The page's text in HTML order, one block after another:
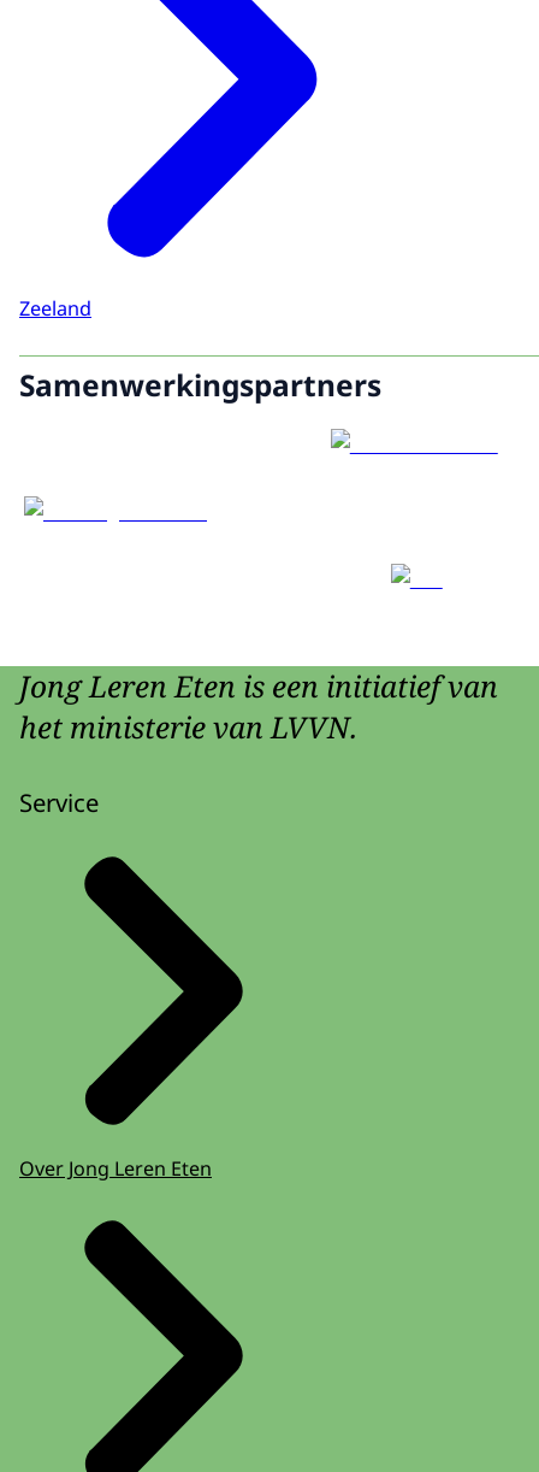
Zeeland
Samenwerkingspartners
Jong Leren Eten is een initiatief van
het ministerie van LVVN.
Service
Over Jong Leren Eten